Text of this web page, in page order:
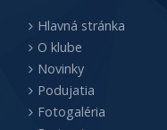
Hlavná stránka
O klube
Novinky
Podujatia
Fotogaléria